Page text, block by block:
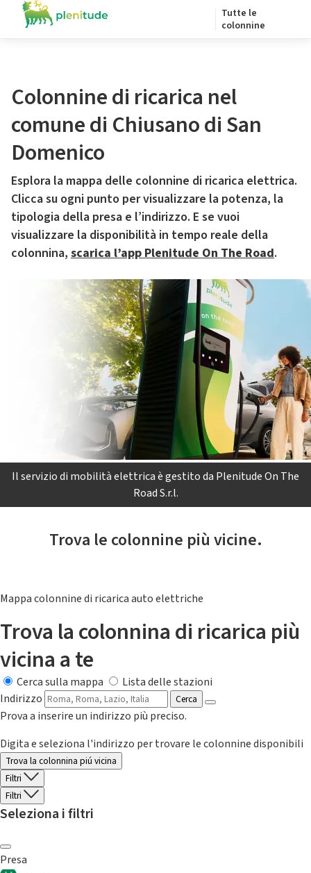
Tutte le
colonnine
Colonnine di ricarica nel
comune di Chiusano di San
Domenico
Esplora la mappa delle colonnine di ricarica elettrica.
Clicca su ogni punto per visualizzare la potenza, la
tipologia della presa e l’indirizzo. E se vuoi
visualizzare la disponibilità in tempo reale della
colonnina, scarica l’app Plenitude On The Road.
Il servizio di mobilità elettrica è gestito da Plenitude On The
Road S.r.l.
Trova le colonnine più vicine.
Mappa colonnine di ricarica auto elettriche
Trova la colonnina di ricarica più
vicina a te
Cerca sulla mappa
Lista delle stazioni
Indirizzo
Cerca
Prova a inserire un indirizzo più preciso.
Digita e seleziona l'indirizzo per trovare le colonnine disponibili
Trova la colonnina piú vicina
Filtri
Filtri
Seleziona i filtri
Presa